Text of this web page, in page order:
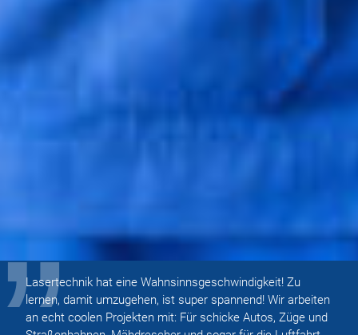
Lasertechnik hat eine Wahnsinnsgeschwindigkeit! Zu
lernen, damit umzugehen, ist super spannend! Wir arbeiten
an echt coolen Projekten mit: Für schicke Autos, Züge und